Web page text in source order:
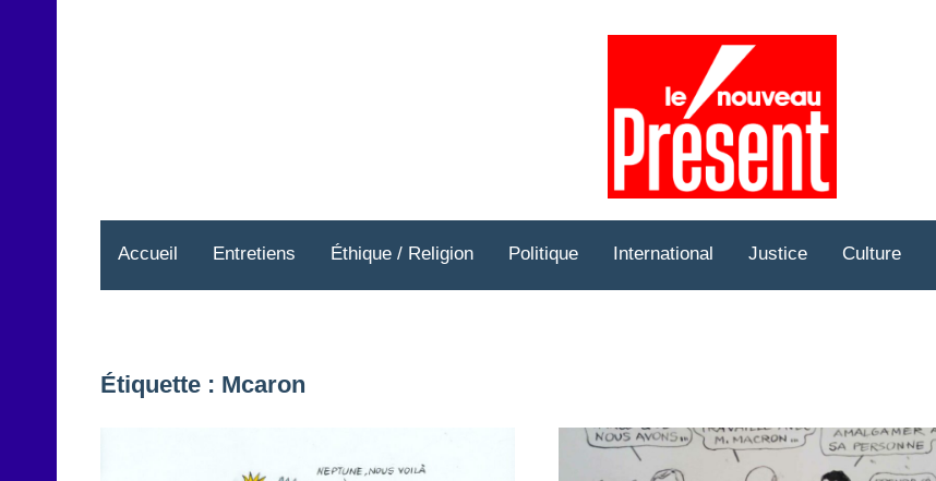
Accueil Entretiens Éthique / Religion Politique International Justice Culture
Étiquette : Mcaron